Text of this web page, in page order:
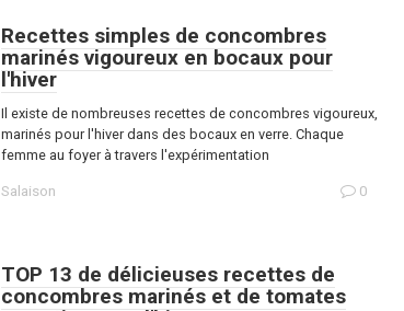
Recettes simples de concombres
marinés vigoureux en bocaux pour
l'hiver
Il existe de nombreuses recettes de concombres vigoureux,
marinés pour l'hiver dans des bocaux en verre. Chaque
femme au foyer à travers l'expérimentation
Salaison 0
TOP 13 de délicieuses recettes de
concombres marinés et de tomates